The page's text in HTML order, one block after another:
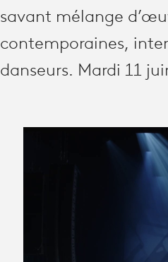
savant mélange
contemporaines,
danseurs. Mardi 11